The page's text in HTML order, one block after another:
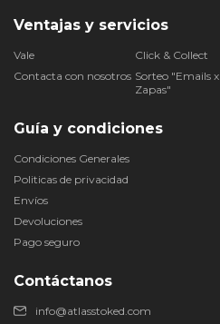
Contáctanos
info@atlasstoked.com
Ventajas y servicios
Vale Click & Collect
Contacta con nosotros Sorteo "Emails x
Zapas"
Guía y condiciones
Condiciones Generales
Politicas de privacidad
Envíos
Devoluciones
Pago seguro